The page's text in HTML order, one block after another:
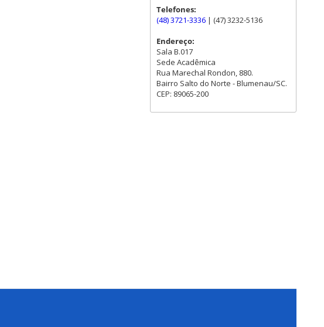
Telefones:
(48) 3721-3336 | (47) 3232-5136
Endereço:
Sala B.017
Sede Acadêmica
Rua Marechal Rondon, 880.
Bairro Salto do Norte - Blumenau/SC.
CEP: 89065-200